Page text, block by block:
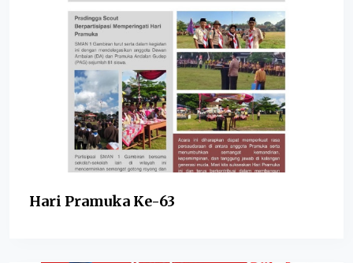
Hari Pramuka Ke-63